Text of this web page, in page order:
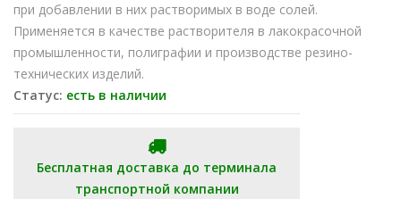
при добавлении в них растворимых в воде солей.
Применяется в качестве растворителя в лакокрасочной
промышленности, полиграфии и производстве резино-
технических изделий.
Статус: есть в наличии
Бесплатная доставка до терминала
транспортной компании